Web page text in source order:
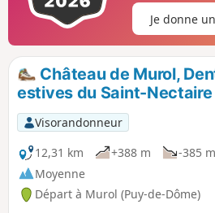
Je donne
Château de Murol,
estives du Saint-Nectaire
Visorandonneur
12,31 km
+388 m -385 m
Moyenne
Départ à Murol (Puy-de-Dôme)